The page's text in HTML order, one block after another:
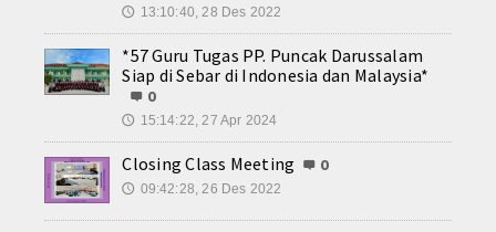
🕔 13:10:40, 28 Des 2022
*57 Guru Tugas PP. Puncak Darussalam
Siap di Sebar di Indonesia dan Malaysia*
0
🕔 15:14:22, 27 Apr 2024
Closing Class Meeting 0
🕔 09:42:28, 26 Des 2022